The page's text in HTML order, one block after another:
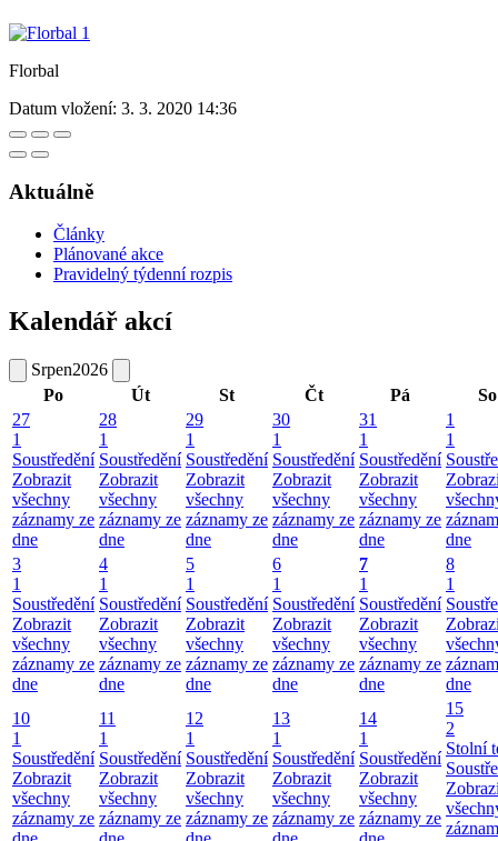
Florbal
Datum vložení: 3. 3. 2020 14:36
Aktuálně
Články
Plánované akce
Pravidelný týdenní rozpis
Kalendář akcí
Srpen2026
Po
Út St Čt Pá
So
27
1
Soustředění
Zobrazit
všechny
záznamy ze
dne
28
1
Soustředění
Zobrazit
všechny
záznamy ze
dne
29
1
Soustředění
Zobrazit
všechny
záznamy ze
dne
30
1
Soustředění
Zobrazit
všechny
záznamy ze
dne
31
1
Soustředění
Zobrazit
všechny
záznamy ze
dne
1
1
dne
3
1
Soustředění
Zobrazit
všechny
záznamy ze
dne
4
1
Soustředění
Zobrazit
všechny
záznamy ze
dne
5
1
Soustředění
Zobrazit
všechny
záznamy ze
dne
6
1
Soustředění
Zobrazit
všechny
záznamy ze
dne
7
1
Soustředění
Zobrazit
všechny
záznamy ze
dne
8
1
dne
10
1
Soustředění
Zobrazit
všechny
záznamy ze
11
1
Soustředění
Zobrazit
všechny
záznamy ze
12
1
Soustředění
Zobrazit
všechny
záznamy ze
13
1
Soustředění
Zobrazit
všechny
záznamy ze
14
1
Soustředění
Zobrazit
všechny
záznamy ze
15
2
Stolní